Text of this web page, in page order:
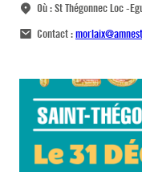
Où :St Thégonnec Loc -
Contact :